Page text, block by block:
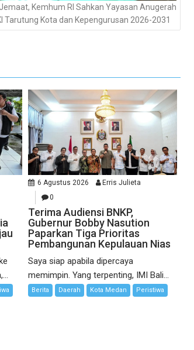
Kemhum RI Sahkan Yayasan Anugerah
Tarutung Kota dan Kepengurusan 2026-2031
6 Agustus 2026
Erris Julieta
0
Terima Audiensi BNKP,
Gubernur Bobby Nasution
Paparkan Tiga Prioritas
Pembangunan Kepulauan Nias
Saya siap apabila dipercaya
memimpin. Yang terpenting, IMI Bali...
Berita Daerah Kota Medan Peristiwa